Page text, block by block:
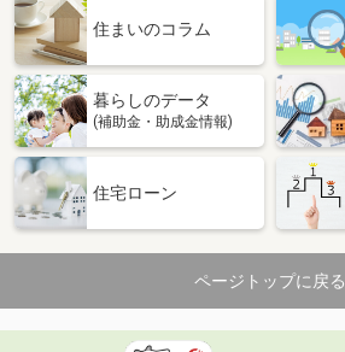
住まいのコラム
暮らしのデータ
(補助金・助成金情報)
住宅ローン
ページトップに戻る